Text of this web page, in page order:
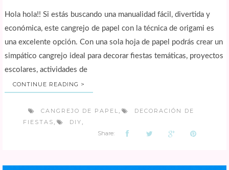
Hola hola!! Si estás buscando una manualidad fácil, divertida y
económica, este cangrejo de papel con la técnica de origami es
una excelente opción. Con una sola hoja de papel podrás crear un
simpático cangrejo ideal para decorar fiestas temáticas, proyectos
escolares, actividades de
CONTINUE READING >
CANGREJO DE PAPEL
DECORACIÓN DE
FIESTAS
DIY
Share: